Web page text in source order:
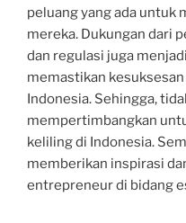
peluang yang ada untuk
mereka. Dukungan dari
dan regulasi juga
memastikan
Indonesia. Sehingga,
mempertimbangkan
keliling di Indonesia.
memberikan inspirasi
entrepreneur di bidang